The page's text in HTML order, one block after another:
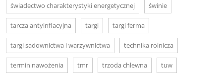
świadectwo charakterystyki energetycznej świnie
tarcza antyinflacyjna targi targi ferma
targi sadownictwa i warzywnictwa technika rolnicza
termin nawożenia tmr trzoda chlewna tuw